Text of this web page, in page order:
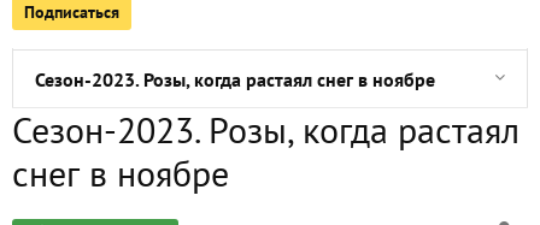
Подписаться
Сезон-2023. Ноябрьские краски
Сезон-2023. Розы, когда растаял снег в ноябре
Сезон-2023. Розы
Ноябрьские праздники, или Как раньше было радостно
Сезон-2023. Розы, когда растаял
снег в ноябре